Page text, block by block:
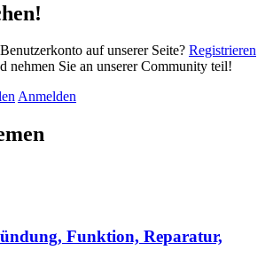
auf unserer Seite? Registrieren
nehmen Sie an unserer Community teil!
Anmelden
Funktion, Reparatur,